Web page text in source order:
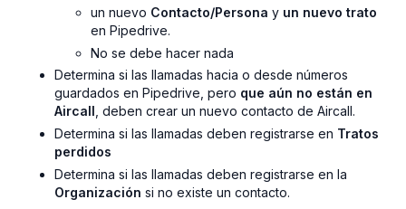
un nuevo Contacto/Persona y un nuevo trato
en Pipedrive.
No se debe hacer nada
Determina si las llamadas hacia o desde números
guardados en Pipedrive, pero que aún no están en
Aircall , deben crear un nuevo contacto de Aircall.
Determina si las llamadas deben registrarse en Tratos
perdidos
Determina si las llamadas deben registrarse en la
Organización si no existe un contacto.